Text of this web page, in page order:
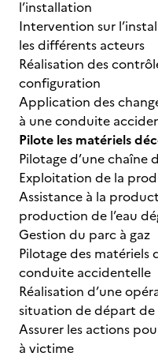
l’installation
Intervention sur
les différents acteurs
Réalisation des
configuration
Application des
à une conduite
Pilote les matériels
Pilotage d’une
Exploitation de la
Assistance à la
production de l’eau
Gestion du parc à gaz
Pilotage des matériels
conduite accidentelle
Réalisation d’une
situation de départ de
Assurer les actions
à victime